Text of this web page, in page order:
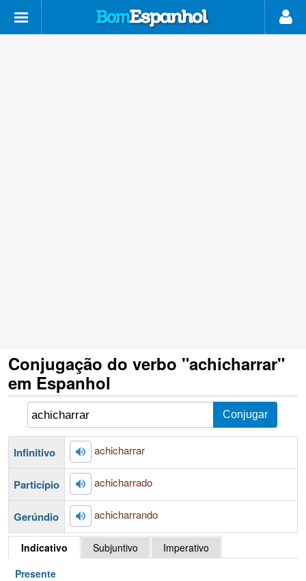
Conjugação do verbo "achicharrar"
em Espanhol
Infinitivo achicharrar
Particípio achicharrado
Gerúndio achicharrando
Indicativo Subjuntivo
Imperativo
Presente